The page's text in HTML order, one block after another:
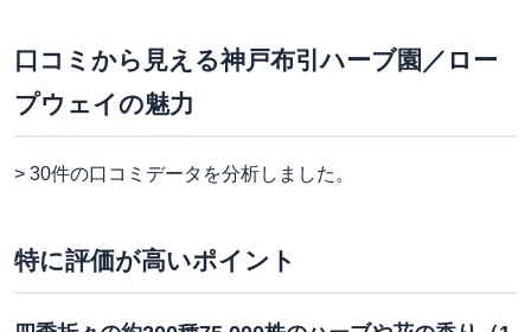
口コミから見える神戸布引ハーブ園／ロー
プウェイの魅力
> 30件の口コミデータを分析しました。
特に評価が高いポイント